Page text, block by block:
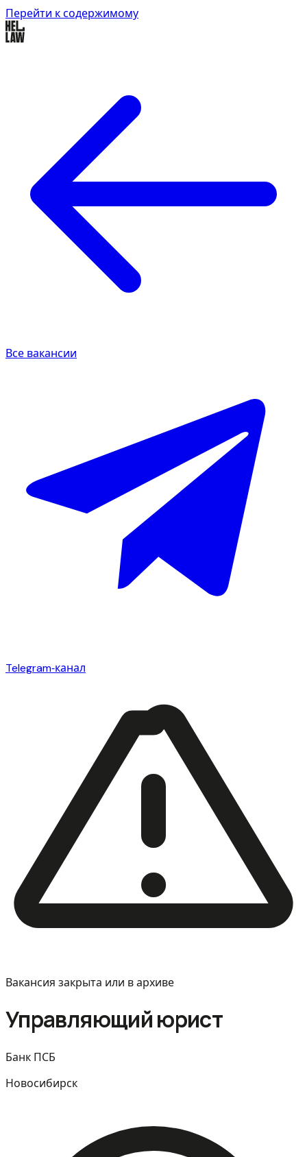
Перейти к содержимому
Все вакансии
Telegram‑канал
Вакансия закрыта или в архиве
Управляющий юрист
Банк ПСБ
Новосибирск